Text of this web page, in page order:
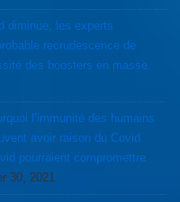
diminue, les experts
recrudescence de
des boosters en masse.
l’immunité des humains
avoir raison du Covid
pourraient compromettre
30, 2021